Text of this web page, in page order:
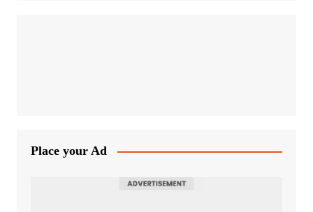
Place your Ad